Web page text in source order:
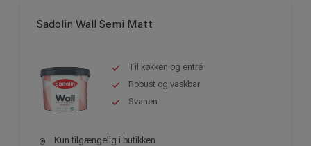
Sadolin Wall Semi Matt
Til køkken og entré
Robust og vaskbar
Svanen
Kun tilgængelig i butikken